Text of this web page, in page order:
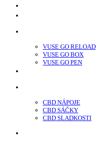
VUSE GO RELOAD
VUSE GO BOX
VUSE GO PEN
CBD NÁPOJE
CBD SÁČKY
CBD SLADKOSTI